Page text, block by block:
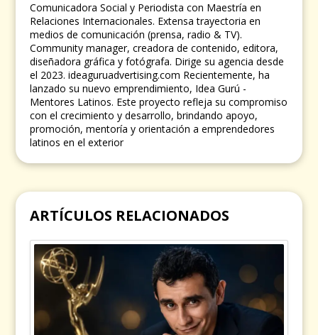
Comunicadora Social y Periodista con Maestría en
Relaciones Internacionales. Extensa trayectoria en
medios de comunicación (prensa, radio & TV).
Community manager, creadora de contenido, editora,
diseñadora gráfica y fotógrafa. Dirige su agencia desde
el 2023. ideaguruadvertising.com Recientemente, ha
lanzado su nuevo emprendimiento, Idea Gurú -
Mentores Latinos. Este proyecto refleja su compromiso
con el crecimiento y desarrollo, brindando apoyo,
promoción, mentoría y orientación a emprendedores
latinos en el exterior
ARTÍCULOS RELACIONADOS